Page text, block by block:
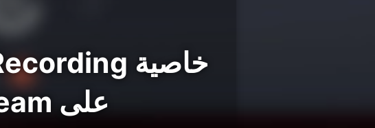
على Steam لجميع المستخدمين